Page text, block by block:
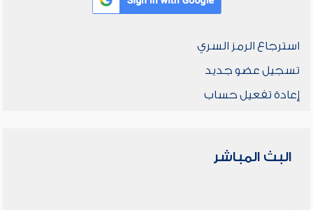
استرجاع الرمز السري
تسجيل عضو جديد
إعادة تفعيل حساب
البث المباشر